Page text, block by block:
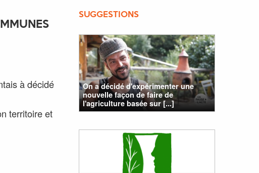
à décidé
territoire et
SUGGESTIONS
On a décidé d'expérimenter une
nouvelle façon de faire de
l'agriculture basée sur [...]